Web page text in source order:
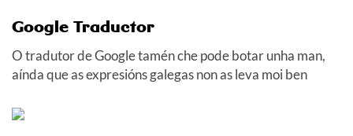
Google Traductor
O tradutor de Google tamén che pode botar unha man,
aínda que as expresións galegas non as leva moi ben